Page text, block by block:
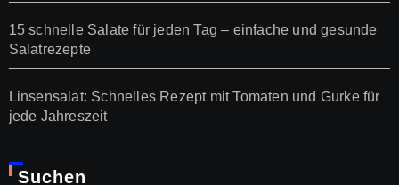
15 schnelle Salate für jeden Tag – einfache und gesunde
Salatrezepte
Linsensalat: Schnelles Rezept mit Tomaten und Gurke für
jede Jahreszeit
Suchen